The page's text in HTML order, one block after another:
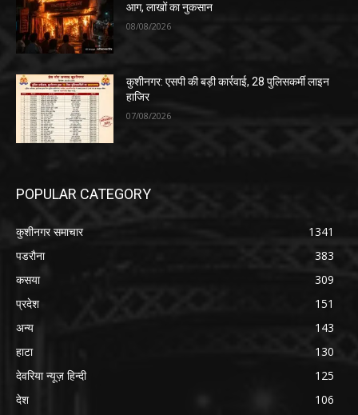
आग, लाखों का नुकसान
08/08/2026
कुशीनगर: एसपी की बड़ी कार्रवाई, 28 पुलिसकर्मी लाइन
हाजिर
07/08/2026
POPULAR CATEGORY
कुशीनगर समाचार
1341
पडरौना
383
कसया
309
प्रदेश
151
अन्य
143
हाटा
130
देवरिया न्यूज़ हिन्दी
125
देश
106